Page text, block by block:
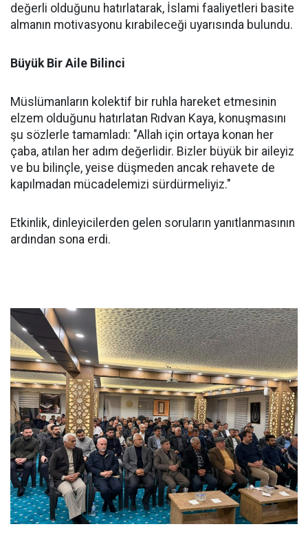
değerli olduğunu hatırlatarak, İslami faaliyetleri basite
almanın motivasyonu kırabileceği uyarısında bulundu.
Büyük Bir Aile Bilinci
Müslümanların kolektif bir ruhla hareket etmesinin
elzem olduğunu hatırlatan Rıdvan Kaya, konuşmasını
şu sözlerle tamamladı: "Allah için ortaya konan her
çaba, atılan her adım değerlidir. Bizler büyük bir aileyiz
ve bu bilinçle, yeise düşmeden ancak rehavete de
kapılmadan mücadelemizi sürdürmeliyiz."
Etkinlik, dinleyicilerden gelen soruların yanıtlanmasının
ardından sona erdi.